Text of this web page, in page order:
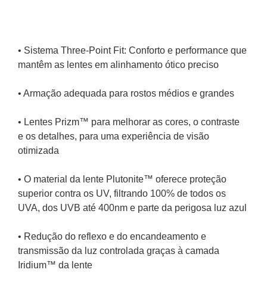
• Sistema Three-Point Fit: Conforto e performance que
mantêm as lentes em alinhamento ótico preciso
• Armação adequada para rostos médios e grandes
• Lentes Prizm™ para melhorar as cores, o contraste
e os detalhes, para uma experiência de visão
otimizada
• O material da lente Plutonite™ oferece proteção
superior contra os UV, filtrando 100% de todos os
UVA, dos UVB até 400nm e parte da perigosa luz azul
• Redução do reflexo e do encandeamento e
transmissão da luz controlada graças à camada
Iridium™ da lente